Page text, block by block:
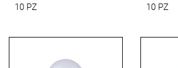
10 PZ 10 PZ